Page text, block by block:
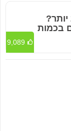
יותר?
בכמות
9,089